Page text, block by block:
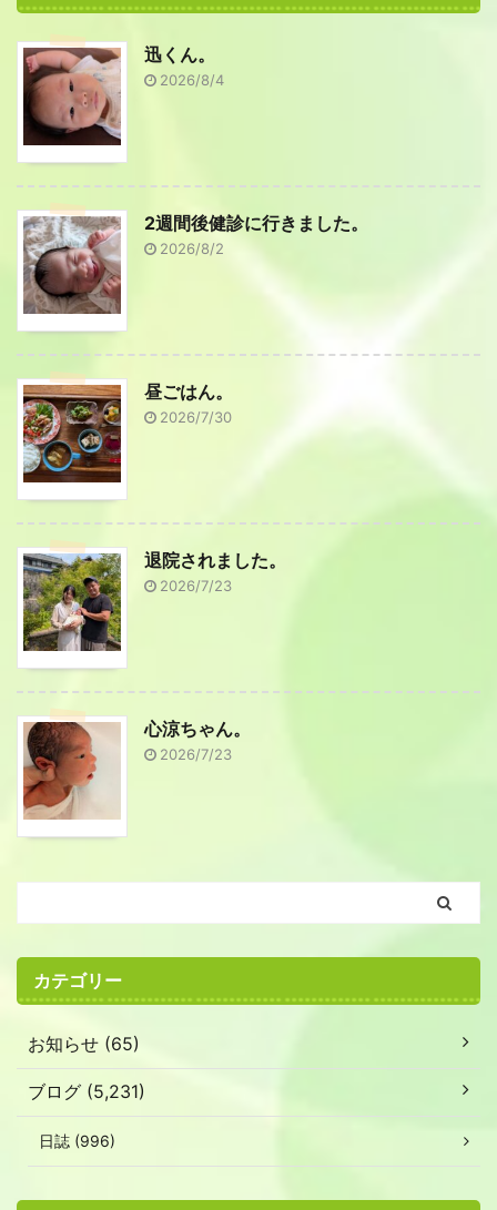
迅くん。
2026/8/4
2週間後健診に行きました。
2026/8/2
昼ごはん。
2026/7/30
退院されました。
2026/7/23
心涼ちゃん。
2026/7/23
カテゴリー
お知らせ (65)
ブログ (5,231)
日誌 (996)